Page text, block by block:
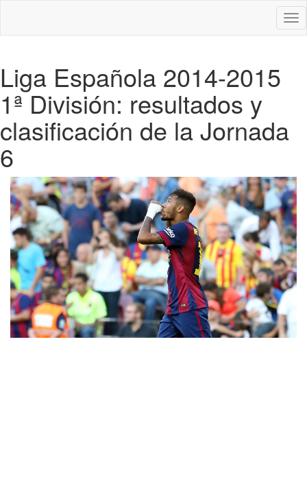
Liga Española 2014-2015
1ª División: resultados y
clasificación de la Jornada
6